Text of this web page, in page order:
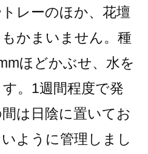
レーのほか、花壇
かまいません。種
ほどかぶせ、水を
。1週間程度で発
は日陰に置いてお
ように管理しまし